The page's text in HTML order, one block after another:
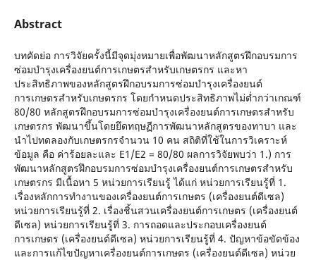
Abstract
บทคัดย่อ การวิจัยครั้งนี้มีจุดมุ่งหมายเพื่อพัฒนาหลักสูตรฝึกอบรมการ
ซ่อมบำรุงเครื่องยนต์การเกษตรสำหรับเกษตรกร และหา
ประสิทธิภาพของหลักสูตรฝึกอบรมการซ่อมบำรุงเครื่องยนต์
การเกษตรสำหรับเกษตรกร โดยกำหนดประสิทธิภาพไม่ต่ำกว่าเกณฑ์
80/80 หลักสูตรฝึกอบรมการซ่อมบำรุงเครื่องยนต์การเกษตรสำหรับ
เกษตรกร พัฒนาขึ้นโดยยึดทฤษฏีการพัฒนาหลักสูตรของทาบา และ
นำไปทดลองกับเกษตรกรจำนวน 10 คน สถิติที่ใช้ในการวิเคราะห์
ข้อมูล คือ ค่าร้อยละและ E1/E2 = 80/80 ผลการวิจัยพบว่า 1.) การ
พัฒนาหลักสูตรฝึกอบรมการซ่อมบำรุงเครื่องยนต์การเกษตรสำหรับ
เกษตรกร มีเนื้อหา 5 หน่วยการเรียนรู้ ได้แก่ หน่วยการเรียนรู้ที่ 1.
เรื่องหลักการทำงานของเครื่องยนต์การเกษตร (เครื่องยนต์ดีเซล)
หน่วยการเรียนรู้ที่ 2. เรื่องชิ้นสวนเครื่องยนต์การเกษตร (เครื่องยนต์
ดีเซล) หน่วยการเรียนรู้ที่ 3. การถอดและประกอบเครื่องยนต์
การเกษตร (เครื่องยนต์ดีเซล) หน่วยการเรียนรู้ที่ 4. ปัญหาข้อขัดข้อง
และการแก้ไขปัญหาเครื่องยนต์การเกษตร (เครื่องยนต์ดีเซล) หน่วย